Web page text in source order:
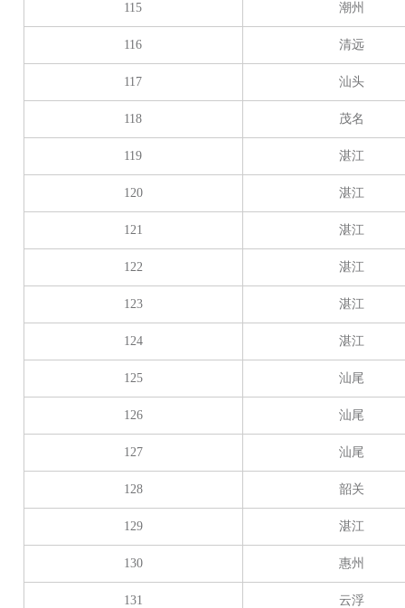
115 潮州
116 清远
117 汕头
118 茂名
119 湛江
120 湛江
121 湛江
122 湛江
123 湛江
124 湛江
125 汕尾
126 汕尾
127 汕尾
128 韶关
129 湛江
130 惠州
131 云浮